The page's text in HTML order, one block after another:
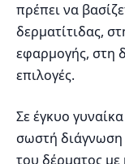
πρέπει να
δερματίτιδας,
εφαρμογής, στη
επιλογές.
Σε έγκυο
σωστή διάγνωση
του δέρματος με